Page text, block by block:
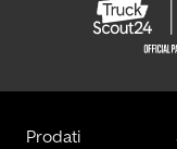
Prodati